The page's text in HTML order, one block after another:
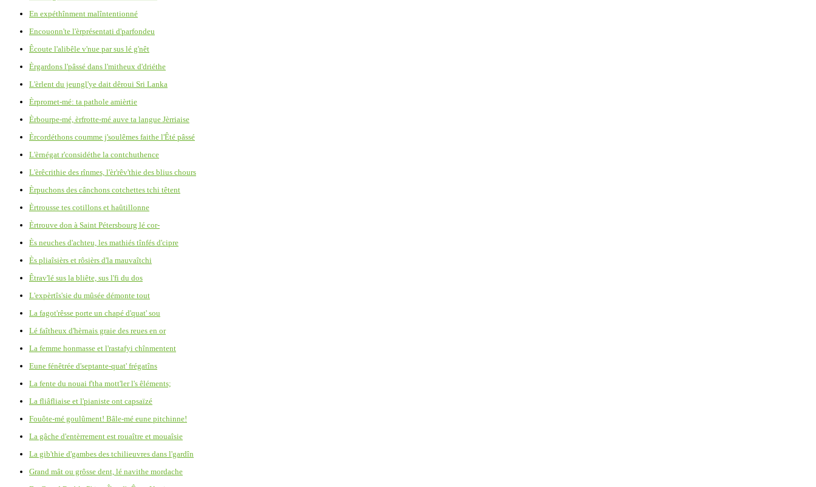
En expéthînment malîntentionné
Encouonn'te l'èrprésentati d'parfondeu
Êcoute l'alibêle v'nue par sus lé g'nêt
Èrgardons l'pâssé dans l'mitheux d'driéthe
L'èrlent du jeungl'ye dait dêroui Sri Lanka
Èrpromet-mé: ta pathole amièrtie
Èrbourpe-mé, èrfrotte-mé auve ta langue Jèrriaise
Èrcordéthons coumme j'soulêmes faithe l'Êté pâssé
L'èrnégat r'considéthe la contchuthence
L'èrêcrithie des rînmes, l'èr'rêv'thie des blius chours
Èrpuchons des cânchons cotchettes tchi têtent
Èrtrousse tes cotillons et haûtillonne
Èrtrouve don à Saint Pétersbourg lé cor-
Ès neuches d'achteu, les mathiés tînfés d'cipre
Ès pliaîsièrs et rôsièrs d'la mauvaîtchi
Êtrav'lé sus la bliête, sus l'fi du dos
L'expèrtîs'sie du mûsée démonte tout
La fagot'rêsse porte un chapé d'quat' sou
Lé faîtheux d'hèrnais graie des reues en or
La femme honmasse et l'rastafyi chînmentent
Eune fénêtrée d'septante-quat' frégatîns
La fente du nouai f'tha mott'ler l's êléments;
La fliâfliaise et l'pianiste ont capsaïzé
Fouôte-mé goulûment! Bâle-mé eune pitchinne!
La gâche d'entèrrement est rouaître et mouaîsie
La gib'thie d'gambes des tchilieuvres dans l'gardîn
Grand mât ou grôsse dent, lé navithe mordache